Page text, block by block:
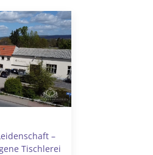
–
Tischlerei